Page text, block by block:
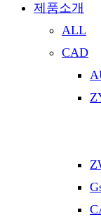
제품소개
ALL
CAD